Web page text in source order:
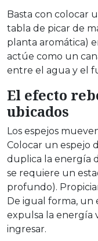
Basta con colocar
tabla de picar de
planta aromática)
actúe como un
entre el agua y el
El efecto
ubicados
Los espejos
Colocar un espejo
duplica la energía
se requiere un
profundo).
De igual forma, un
expulsa la energía
ingresar.